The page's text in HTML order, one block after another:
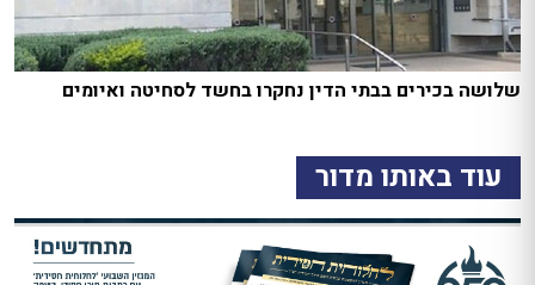
שלושה בכירים בבתי הדין נחקרו בחשד לסחיטה ואיומים
עוד באותו מדור